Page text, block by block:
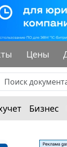
Цены
Бизнес